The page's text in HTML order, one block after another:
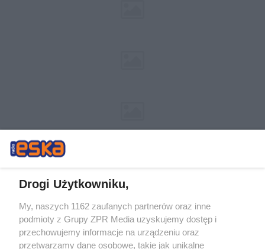
Żaden utwór zamieszczony w serwisie nie może być powielany i
rozpowszechniany lub dalej rozpowszechniany w jakikolwiek sposób (w
tym także elektroniczny lub mechaniczny) na jakimkolwiek polu
eksploatacji w jakiejkolwiek formie, włącznie z umieszczaniem w
Drogi Użytkowniku,
My, naszych 1162 zaufanych partnerów oraz inne
podmioty z Grupy ZPR Media uzyskujemy dostęp i
przechowujemy informacje na urządzeniu oraz
przetwarzamy dane osobowe, takie jak unikalne